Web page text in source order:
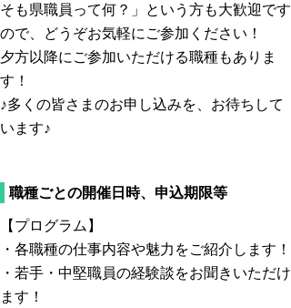
そも県職員って何？」という方も大歓迎です
ので、どうぞお気軽にご参加ください！
夕方以降にご参加いただける職種もありま
す！
♪多くの皆さまのお申し込みを、お待ちして
います♪
職種ごとの開催日時、申込期限等
【プログラム】
・各職種の仕事内容や魅力をご紹介します！
・若手・中堅職員の経験談をお聞きいただけ
ます！